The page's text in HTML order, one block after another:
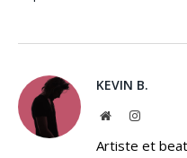
KEVIN B.
WebsiteInstagram
Artiste et